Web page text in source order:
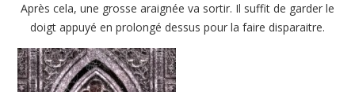
Après cela, une grosse araignée va sortir. Il suffit de garder le
doigt appuyé en prolongé dessus pour la faire disparaitre.